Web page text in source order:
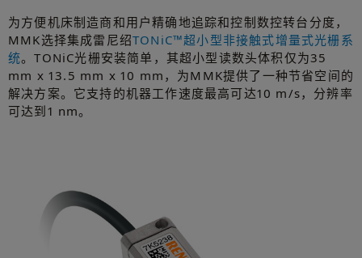
为方便机床制造商和用户精确地追踪和控制数控转台分度，
MMK选择集成雷尼绍TONiC™超小型非接触式增量式光栅系
统。TONiC光栅安装简单，其超小型读数头体积仅为35
mm x 13.5 mm x 10 mm，为MMK提供了一种节省空间的
解决方案。它支持的机器工作速度最高可达10 m/s，分辨率
可达到1 nm。